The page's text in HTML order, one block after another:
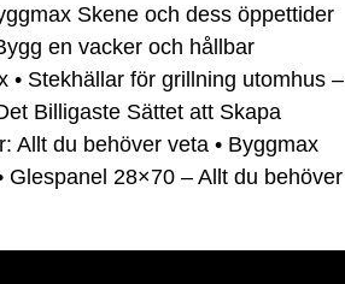
Skene och dess öppettider
en vacker och hållbar
• Stekhällar för grillning utomhus –
Billigaste Sättet att Skapa
Allt du behöver veta • Byggmax
Glespanel 28×70 – Allt du behöver